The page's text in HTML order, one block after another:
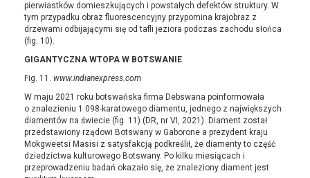
pierwiastków domieszkujących i powstałych defektów struktury. W
tym przypadku obraz fluorescencyjny przypomina krajobraz z
drzewami odbijającymi się od tafli jeziora podczas zachodu słońca
(fig. 10).
GIGANTYCZNA WTOPA W BOTSWANIE
Fig. 11. www.indianexpress.com
W maju 2021 roku botswańska firma Debswana poinformowała
o znalezieniu 1 098-karatowego diamentu, jednego z największych
diamentów na świecie (fig. 11) (DR, nr VI, 2021). Diament został
przedstawiony rządowi Botswany w Gaborone a prezydent kraju
Mokgweetsi Masisi z satysfakcją podkreślił, że diamenty to część
dziedzictwa kulturowego Botswany. Po kilku miesiącach i
przeprowadzeniu badań okazało się, że znaleziony diament jest